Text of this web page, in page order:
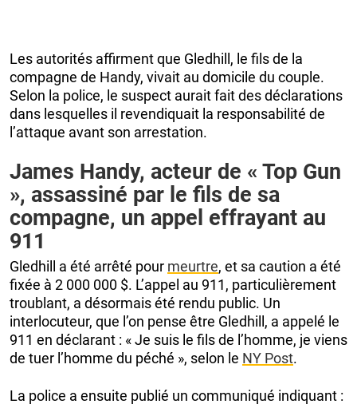
Les autorités affirment que Gledhill, le fils de la
compagne de Handy, vivait au domicile du couple.
Selon la police, le suspect aurait fait des déclarations
dans lesquelles il revendiquait la responsabilité de
l’attaque avant son arrestation.
James Handy, acteur de « Top Gun
», assassiné par le fils de sa
compagne, un appel effrayant au
911
Gledhill a été arrêté pour meurtre, et sa caution a été
fixée à 2 000 000 $. L’appel au 911, particulièrement
troublant, a désormais été rendu public. Un
interlocuteur, que l’on pense être Gledhill, a appelé le
911 en déclarant : « Je suis le fils de l’homme, je viens
de tuer l’homme du péché », selon le NY Post.
La police a ensuite publié un communiqué indiquant :